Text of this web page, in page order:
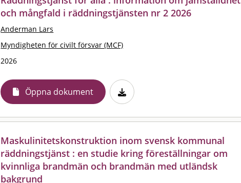
och mångfald i räddningstjänsten nr 2 2026
Anderman Lars
Myndigheten för civilt försvar (MCF)
2026
Öppna dokument
Maskulinitetskonstruktion inom svensk kommunal
räddningstjänst : en studie kring föreställningar om
kvinnliga brandmän och brandmän med utländsk
bakgrund